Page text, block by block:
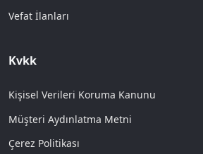
Vefat İlanları
Kvkk
Kişisel Verileri Koruma Kanunu
Müşteri Aydınlatma Metni
Çerez Politikası